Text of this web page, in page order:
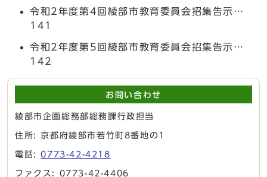
令和2年度第4回綾部市教育委員会招集告示…
141
令和2年度第5回綾部市教育委員会招集告示…
142
お問い合わせ
綾部市企画総務部総務課行政担当
住所: 京都府綾部市若竹町8番地の1
電話:0773-42-4218
ファクス: 0773-42-4406